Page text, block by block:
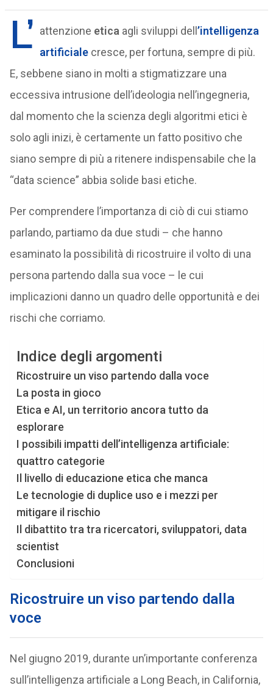
L’ attenzione etica agli sviluppi dell ’intelligenza
artificialecresce, per fortuna, sempre di più.
E, sebbene siano in molti a stigmatizzare una
eccessiva intrusione dell’ideologia nell’ingegneria,
dal momento che la scienza degli algoritmi etici è
solo agli inizi, è certamente un fatto positivo che
siano sempre di più a ritenere indispensabile che la
“data science” abbia solide basi etiche.
Per comprendere l’importanza di ciò di cui stiamo
parlando, partiamo da due studi – che hanno
esaminato la possibilità di ricostruire il volto di una
persona partendo dalla sua voce – le cui
implicazioni danno un quadro delle opportunità e dei
rischi che corriamo.
Indice degli argomenti
Ricostruire un viso partendo dalla voce
La posta in gioco
Etica e AI, un territorio ancora tutto da
esplorare
I possibili impatti dell’intelligenza artificiale:
quattro categorie
Il livello di educazione etica che manca
Le tecnologie di duplice uso e i mezzi per
mitigare il rischio
Il dibattito tra tra ricercatori, sviluppatori, data
scientist
Conclusioni
Ricostruire un viso partendo dalla
voce
Nel giugno 2019, durante un’importante conferenza
sull’intelligenza artificiale a Long Beach, in California,